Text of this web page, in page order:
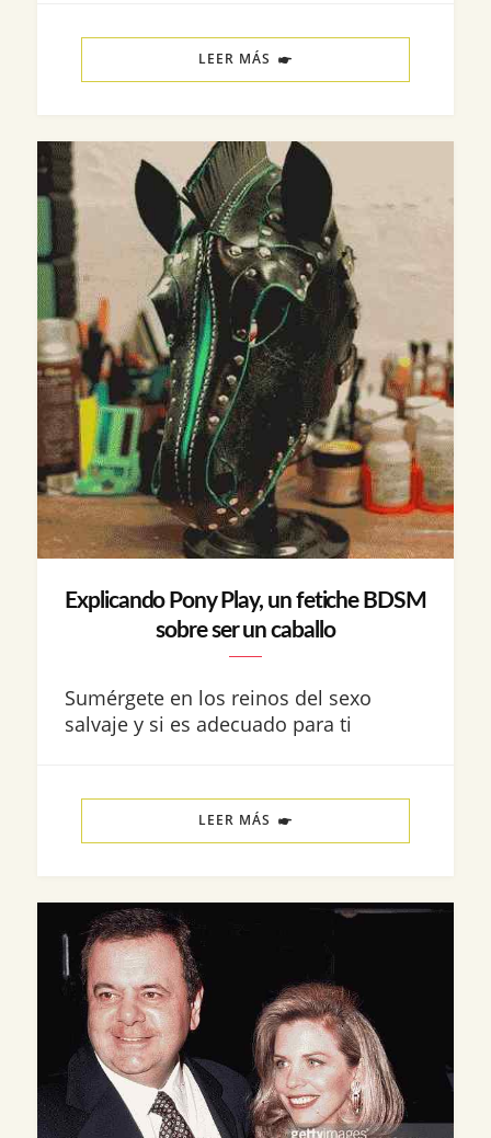
LEER MÁS
Explicando Pony Play, un fetiche BDSM
sobre ser un caballo
Sumérgete en los reinos del sexo
salvaje y si es adecuado para ti
LEER MÁS